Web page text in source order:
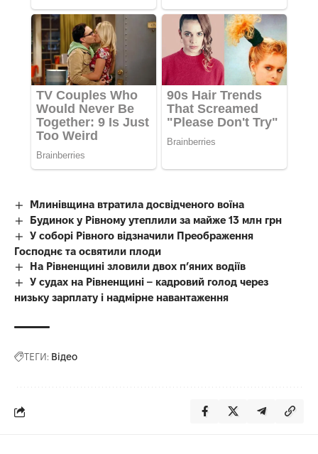
Млинівщина втратила досвідченого воїна
Будинок у Рівному утеплили за майже 13 млн грн
У соборі Рівного відзначили Преображення
Господнє та освятили плоди
На Рівненщині зловили двох п’яних водіїв
У судах на Рівненщині – кадровий голод через
низьку зарплату і надмірне навантаження
ТЕГИ: Відео